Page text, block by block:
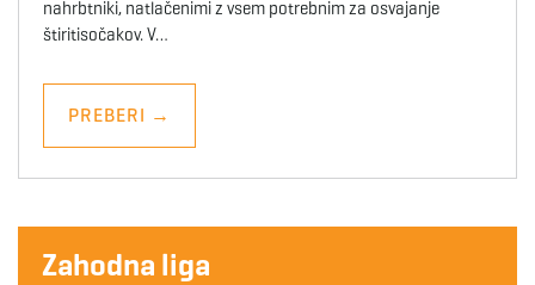
nahrbtniki, natlačenimi z vsem potrebnim za osvajanje
štiritisočakov. V…
PREBERI →
Zahodna liga